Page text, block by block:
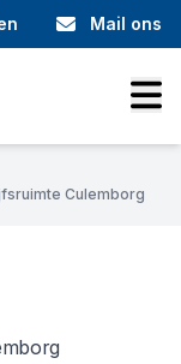
Mail ons
Culemborg